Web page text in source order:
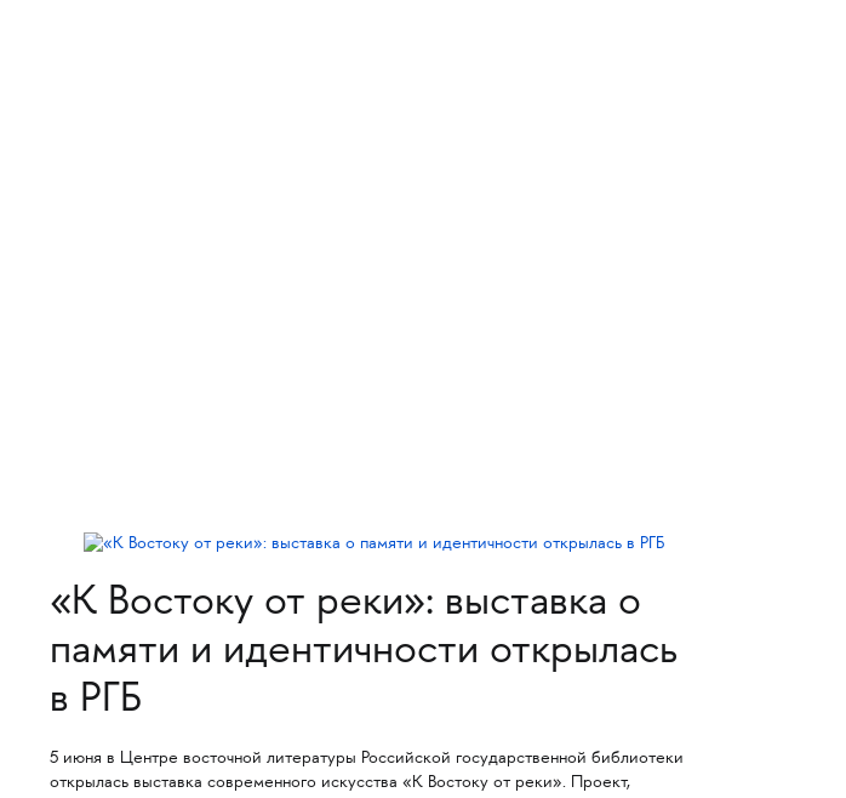
«К Востоку от реки»: выставка о
памяти и идентичности открылась
в РГБ
5 июня в Центре восточной литературы Российской государственной библиотеки
открылась выставка современного искусства «К Востоку от реки». Проект,